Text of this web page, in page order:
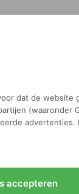
dat de website
(waaronder
advertenties.
accepteren